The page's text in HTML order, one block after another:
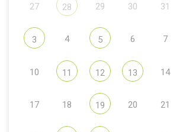
27 28 29 30 31
3 4 5 6 7
10 11 12 13 14
17 18 19 20 21